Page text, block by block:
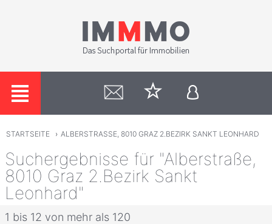
STARTSEITE › ALBERSTRASSE, 8010 GRAZ 2.BEZIRK SANKT LEONHARD
Suchergebnisse für "Alberstraße,
8010 Graz 2.Bezirk Sankt
Leonhard"
1 bis 12 von mehr als 120